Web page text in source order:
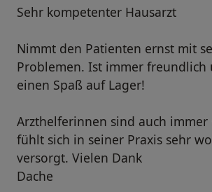
Sehr kompetenter Hausarzt
Nimmt den Patienten ernst mit
Problemen. Ist immer freundlich
einen Spaß auf Lager!
Arzthelferinnen sind auch immer
fühlt sich in seiner Praxis sehr
versorgt. Vielen Dank
Dache